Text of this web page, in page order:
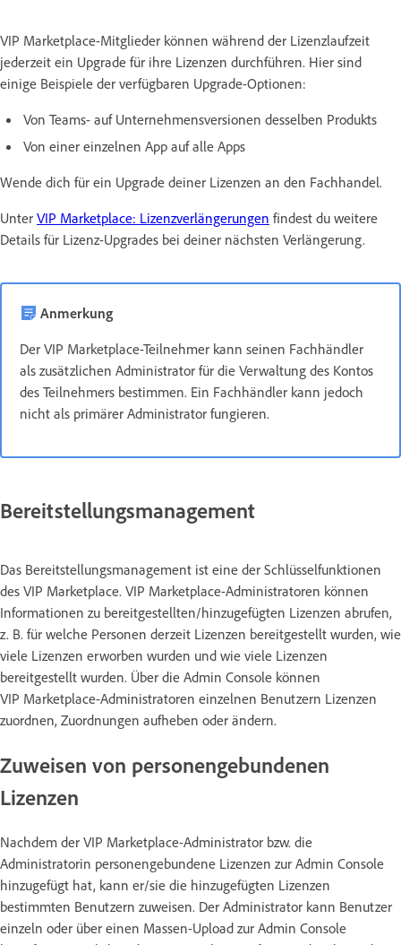
VIP Marketplace-Mitglieder können während der Lizenzlaufzeit
jederzeit ein Upgrade für ihre Lizenzen durchführen. Hier sind
einige Beispiele der verfügbaren Upgrade-Optionen:
Von Teams- auf Unternehmensversionen desselben Produkts
Von einer einzelnen App auf alle Apps
Wende dich für ein Upgrade deiner Lizenzen an den Fachhandel.
Unter VIP Marketplace: Lizenzverlängerungen findest du weitere
Details für Lizenz-Upgrades bei deiner nächsten Verlängerung.
Anmerkung
Der VIP Marketplace-Teilnehmer kann seinen Fachhändler
als zusätzlichen Administrator für die Verwaltung des Kontos
des Teilnehmers bestimmen. Ein Fachhändler kann jedoch
nicht als primärer Administrator fungieren.
Bereitstellungsmanagement
Das Bereitstellungsmanagement ist eine der Schlüsselfunktionen
des VIP Marketplace. VIP Marketplace-Administratoren können
Informationen zu bereitgestellten/hinzugefügten Lizenzen abrufen,
z. B. für welche Personen derzeit Lizenzen bereitgestellt wurden, wie
viele Lizenzen erworben wurden und wie viele Lizenzen
bereitgestellt wurden. Über die Admin Console können
VIP Marketplace-Administratoren einzelnen Benutzern Lizenzen
zuordnen, Zuordnungen aufheben oder ändern.
Zuweisen von personengebundenen
Lizenzen
Nachdem der VIP Marketplace-Administrator bzw. die
Administratorin personengebundene Lizenzen zur Admin Console
hinzugefügt hat, kann er/sie die hinzugefügten Lizenzen
bestimmten Benutzern zuweisen. Der Administrator kann Benutzer
einzeln oder über einen Massen-Upload zur Admin Console